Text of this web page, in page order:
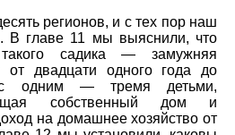
регионов, и с тех пор наш
В главе 11 мы выяснили, что
садика — замужняя
двадцати одного года до
одним — тремя детьми,
собственный дом и
на домашнее хозяйство от